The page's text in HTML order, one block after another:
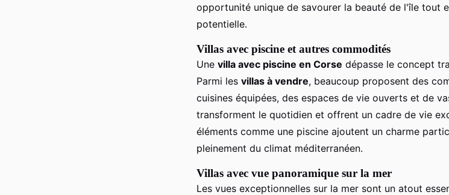
opportunité unique de savourer la beauté de l'île tout
potentielle.
Villas avec piscine et autres commodités
Une villa avec piscine en Corse dépasse le concept
Parmi les villas à vendre, beaucoup proposent des
cuisines équipées, des espaces de vie ouverts et de
transforment le quotidien et offrent un cadre de vie
éléments comme une piscine ajoutent un charme
pleinement du climat méditerranéen.
Villas avec vue panoramique sur la mer
Les vues exceptionnelles sur la mer sont un atout